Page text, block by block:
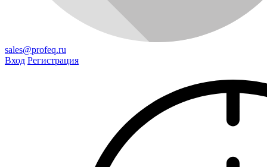
sales@profeq.ru
Вход Регистрация